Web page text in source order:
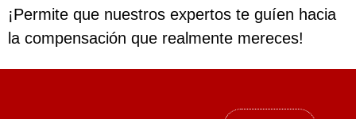
¡Permite que nuestros expertos te guíen hacia
la compensación que realmente mereces!